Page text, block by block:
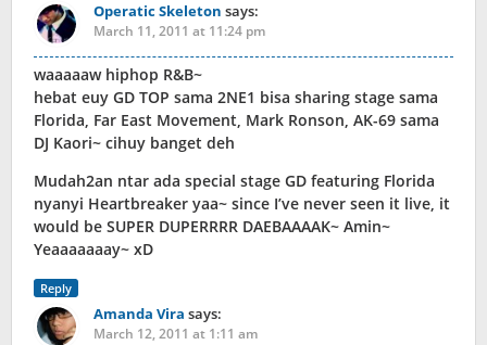
Operatic Skeleton says:
March 11, 2011 at 11:24 pm
waaaaaw hiphop R&B~
hebat euy GD TOP sama 2NE1 bisa sharing stage sama
Florida, Far East Movement, Mark Ronson, AK-69 sama
DJ Kaori~ cihuy banget deh
Mudah2an ntar ada special stage GD featuring Florida
nyanyi Heartbreaker yaa~ since I’ve never seen it live, it
would be SUPER DUPERRRR DAEBAAAAK~ Amin~
Yeaaaaaaay~ xD
Reply
Amanda Vira says:
March 12, 2011 at 1:11 am